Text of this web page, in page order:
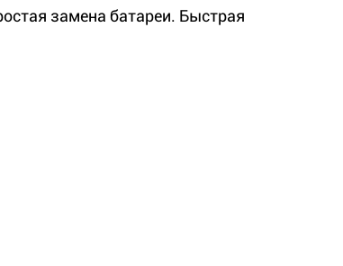
замена батареи. Быстрая